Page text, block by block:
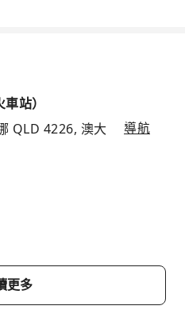
站）
QLD 4226, 澳大
導航
更多